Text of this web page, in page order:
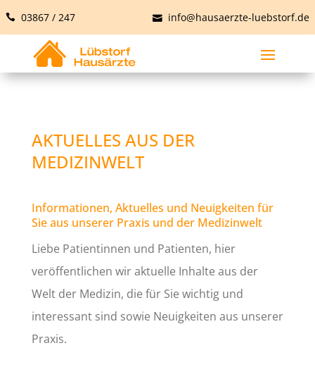
03867 / 247 info@hausaerzte-luebstorf.de
AKTUELLES AUS DER
MEDIZINWELT
Informationen, Aktuelles und Neuigkeiten für
Sie aus unserer Praxis und der Medizinwelt
Liebe Patientinnen und Patienten, hier
veröffentlichen wir aktuelle Inhalte aus der
Welt der Medizin, die für Sie wichtig und
interessant sind sowie Neuigkeiten aus unserer
Praxis.